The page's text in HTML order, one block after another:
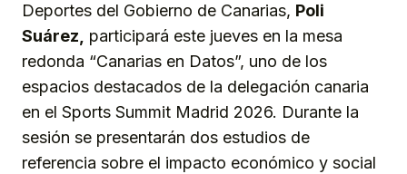
Deportes del Gobierno de Canarias, Poli
Suárez,
participará este jueves en la mesa
redonda “Canarias en Datos”, uno de los
espacios destacados de la delegación canaria
en el Sports Summit Madrid 2026. Durante la
sesión se presentarán dos estudios de
referencia sobre el impacto económico y social